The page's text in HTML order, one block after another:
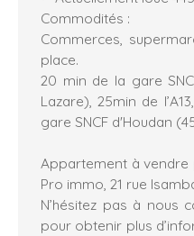
Commodités :
Commerces,
place.
20 min de la gare
Lazare), 25min de
gare SNCF d'Houdan
Appartement à vendre
Pro immo, 21 rue
N’hésitez pas à nous
pour obtenir plus